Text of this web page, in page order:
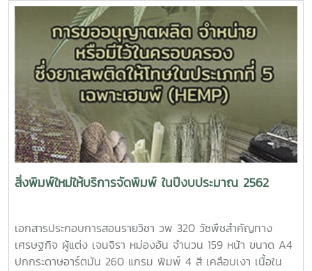
สิ่งพิมพ์ใหม่ให้บริการจัดพิมพ์ ในปีงบประมาณ 2562
เอกสารประกอบการสอนรายวิชา วพ 320 วัชพืชสำคัญทาง
เศรษฐกิจ ผู้แต่ง เจนจิรา หม่องอ้น จำนวน 159 หน้า ขนาด A4
ปกกระดาษอาร์ตมัน 260 แกรม พิมพ์ 4 สี เคลือบเงา เนื้อใน